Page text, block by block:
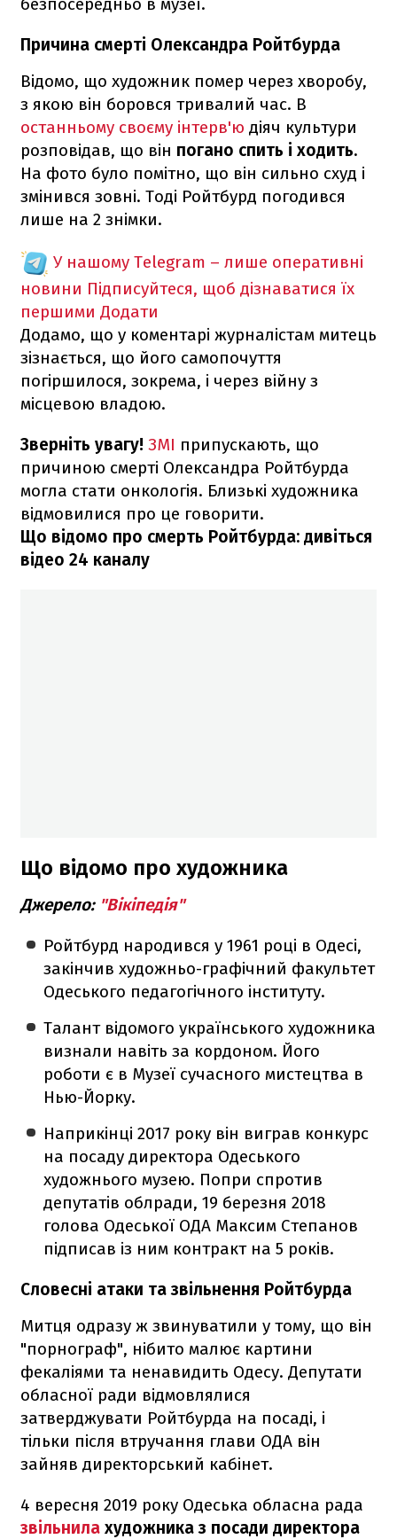
Причина смерті Олександра Ройтбурда
Відомо, що художник помер через хворобу,
з якою він боровся тривалий час. В
останньому своєму інтерв'ю діяч культури
розповідав, що він погано спить і ходить.
На фото було помітно, що він сильно схуд і
змінився зовні. Тоді Ройтбурд погодився
лише на 2 знімки.
У нашому Telegram – лише оперативні
новини Підписуйтеся, щоб дізнаватися їх
першими Додати
Додамо, що у коментарі журналістам митець
зізнається, що його самопочуття
погіршилося, зокрема, і через війну з
місцевою владою.
Зверніть увагу! ЗМІ припускають, що
причиною смерті Олександра Ройтбурда
могла стати онкологія. Близькі художника
відмовилися про це говорити.
Що відомо про смерть Ройтбурда: дивіться
відео 24 каналу
Що відомо про художника
Джерело:"Вікіпедія"
Ройтбурд народився у 1961 році в Одесі,
закінчив художньо-графічний факультет
Одеського педагогічного інституту.
Талант відомого українського художника
визнали навіть за кордоном. Його
роботи є в Музеї сучасного мистецтва в
Нью-Йорку.
Наприкінці 2017 року він виграв конкурс
на посаду директора Одеського
художнього музею. Попри спротив
депутатів облради, 19 березня 2018
голова Одеської ОДА Максим Степанов
підписав із ним контракт на 5 років.
Словесні атаки та звільнення Ройтбурда
Митця одразу ж звинуватили у тому, що він
"порнограф", нібито малює картини
фекаліями та ненавидить Одесу. Депутати
обласної ради відмовлялися
затверджувати Ройтбурда на посаді, і
тільки після втручання глави ОДА він
зайняв директорський кабінет.
4 вересня 2019 року Одеська обласна рада
звільнила художника з посади директора